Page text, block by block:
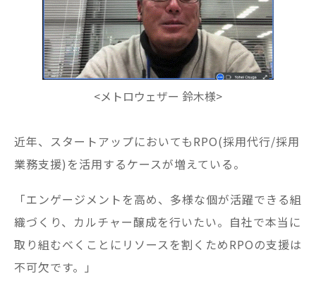
<メトロウェザー 鈴木様>
近年、スタートアップにおいてもRPO(採用代行/採用
業務支援)を活用するケースが増えている。
「エンゲージメントを高め、多様な個が活躍できる組
織づくり、カルチャー醸成を行いたい。自社で本当に
取り組むべくことにリソースを割くためRPOの支援は
不可欠です。」